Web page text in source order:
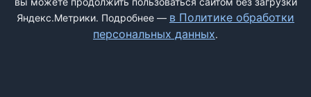
ДОБАВИТЬ ЖАЛОБУ
КОНТАКТЫ
Яндекс.Метрики. Подробнее — в Политике обработки
персональных данных.